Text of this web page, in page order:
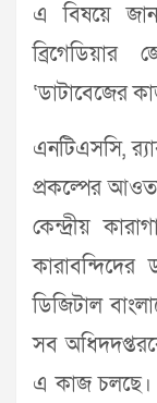
এ বিষয়ে
‘ডাটাবেজের
এনটিএসসি,
প্রকল্পের
কেন্দ্রীয়
ডিজিটাল
সব
এ কাজ চলছে।